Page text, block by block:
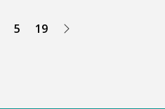
5 19